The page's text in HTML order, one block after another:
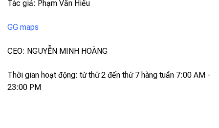
Tác giả: Phạm Văn Hiếu
GG maps
CEO: NGUYỄN MINH HOÀNG
Thời gian hoạt động: từ thứ 2 đến thứ 7 hàng tuần 7:00 AM -
23:00 PM